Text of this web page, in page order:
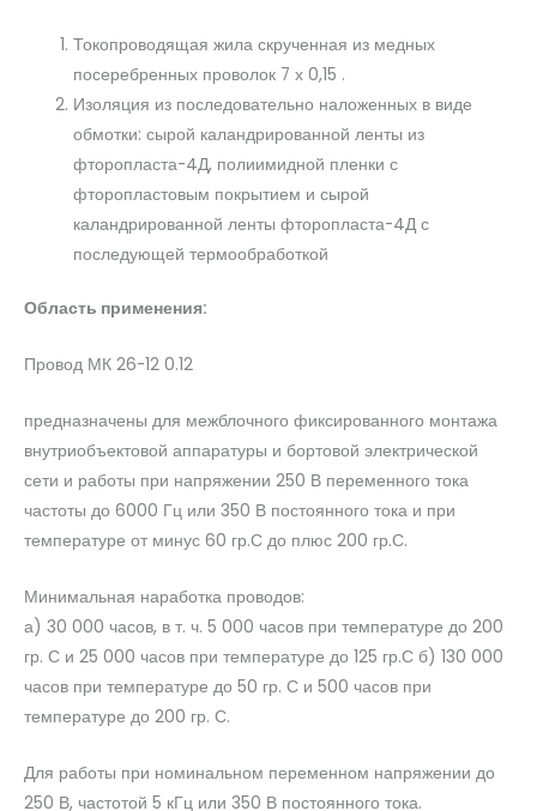
Токопроводящая жила скрученная из медных
посеребренных проволок 7 х 0,15 .
Изоляция из последовательно наложенных в виде
обмотки: сырой каландрированной ленты из
фторопласта-4Д, полиимидной пленки с
фторопластовым покрытием и сырой
каландрированной ленты фторопласта-4Д с
последующей термообработкой
Область применения:
Провод МК 26-12 0.12
предназначены для межблочного фиксированного монтажа
внутриобъектовой аппаратуры и бортовой электрической
сети и работы при напряжении 250 В переменного тока
частоты до 6000 Гц или 350 В постоянного тока и при
температуре от минус 60 гр.С до плюс 200 гр.С.
Минимальная наработка проводов:
а) 30 000 часов, в т. ч. 5 000 часов при температуре до 200
гр. С и 25 000 часов при температуре до 125 гр.С б) 130 000
часов при температуре до 50 гр. С и 500 часов при
температуре до 200 гр. С.
Для работы при номинальном переменном напряжении до
250 В, частотой 5 кГц или 350 В постоянного тока.